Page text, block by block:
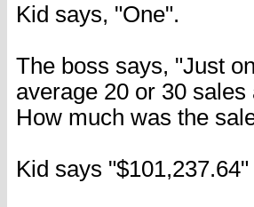
Kid says, "One".
The boss says, "Just
average 20 or 30 sales
How much was the
Kid says "$101,237.64"